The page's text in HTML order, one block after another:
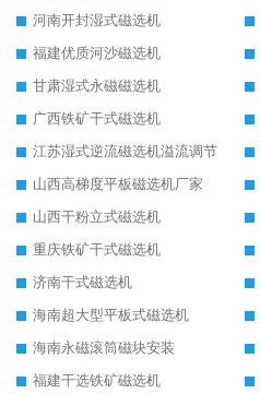
河南开封湿式磁选机
福建优质河沙磁选机
甘肃湿式永磁磁选机
广西铁矿干式磁选机
江苏湿式逆流磁选机溢流调节
山西高梯度平板磁选机厂家
山西干粉立式磁选机
重庆铁矿干式磁选机
济南干式磁选机
海南超大型平板式磁选机
海南永磁滚筒磁块安装
福建干选铁矿磁选机